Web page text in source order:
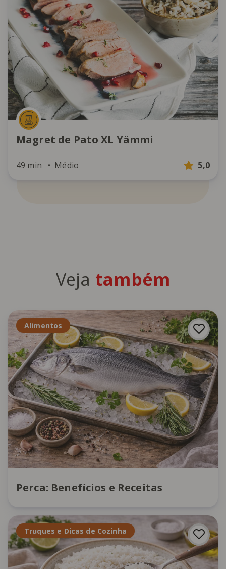
Magret de Pato XL Yämmi
49 min Médio 5,0
Veja também
Alimentos
Perca: Benefícios e Receitas
Truques e Dicas de Cozinha